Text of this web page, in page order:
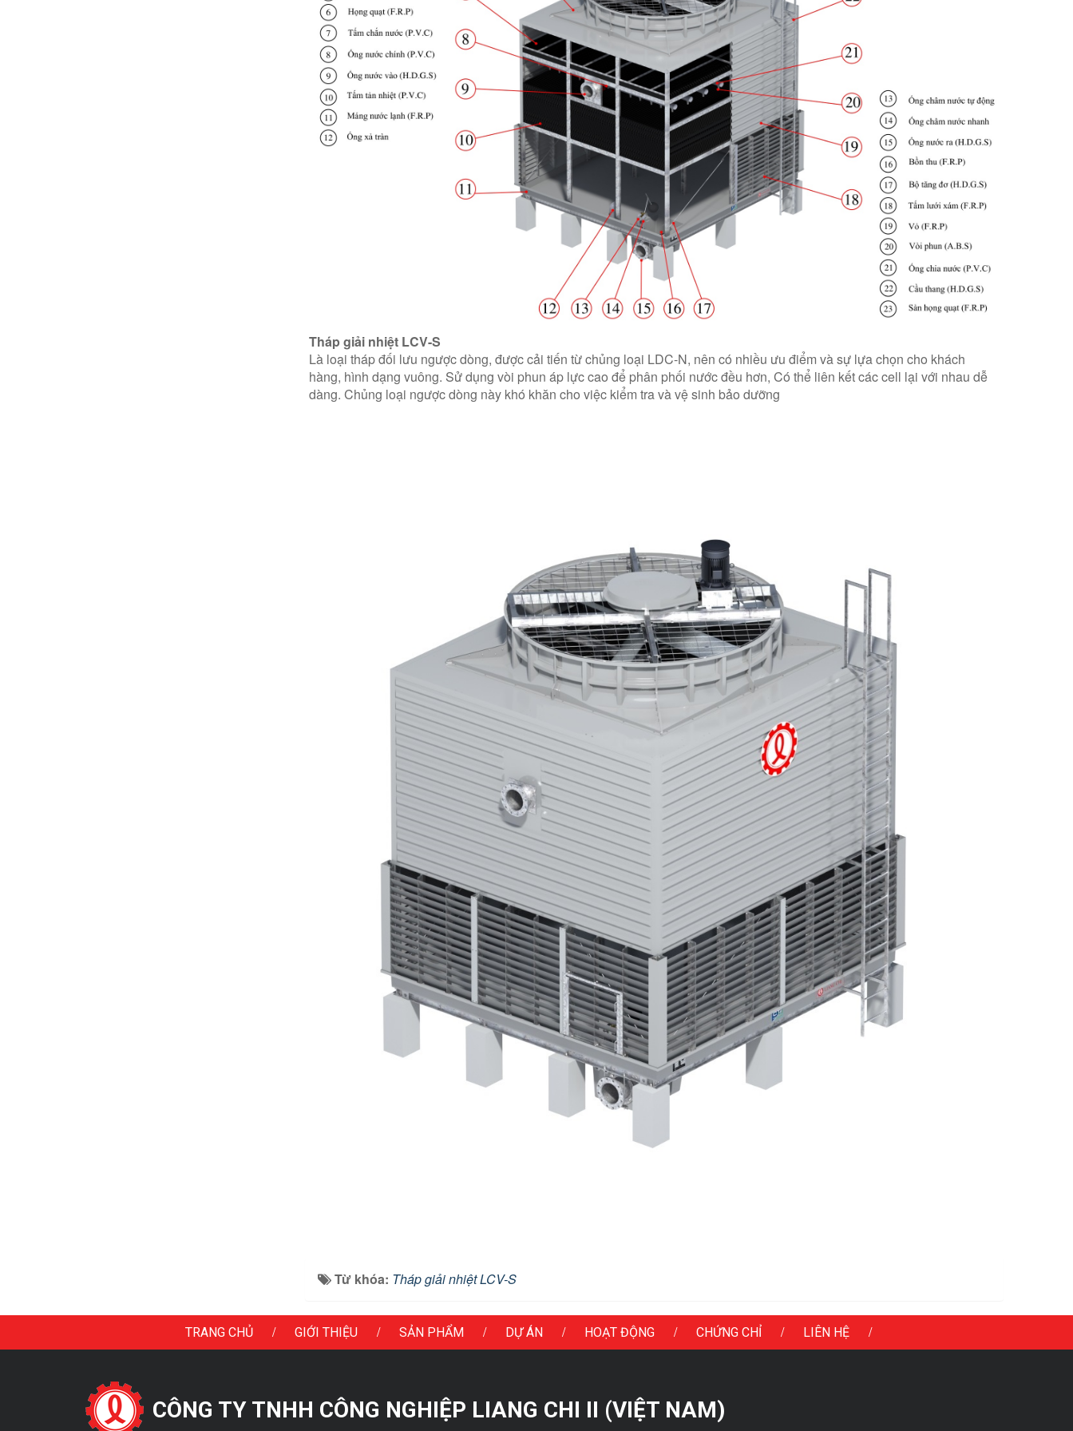
Tháp giải nhiệt LCV-S
Là loại tháp đối lưu ngược dòng, được cải tiến từ chủng loại LDC-N, nên có nhiều ưu điểm và sự lựa chọn cho khách
hàng, hình dạng vuông. Sử dụng vòi phun áp lực cao để phân phối nước đều hơn, Có thể liên kết các cell lại với nhau dễ
dàng. Chủng loại ngược dòng này khó khăn cho việc kiểm tra và vệ sinh bảo dưỡng
Từ khóa: Tháp giải nhiệt LCV-S
TRANG CHỦ / GIỚI THIỆU / SẢN PHẨM / DỰ ÁN / HOẠT ĐỘNG / CHỨNG CHỈ / LIÊN HỆ /
CÔNG TY TNHH CÔNG NGHIỆP LIANG CHI II (VIỆT NAM)